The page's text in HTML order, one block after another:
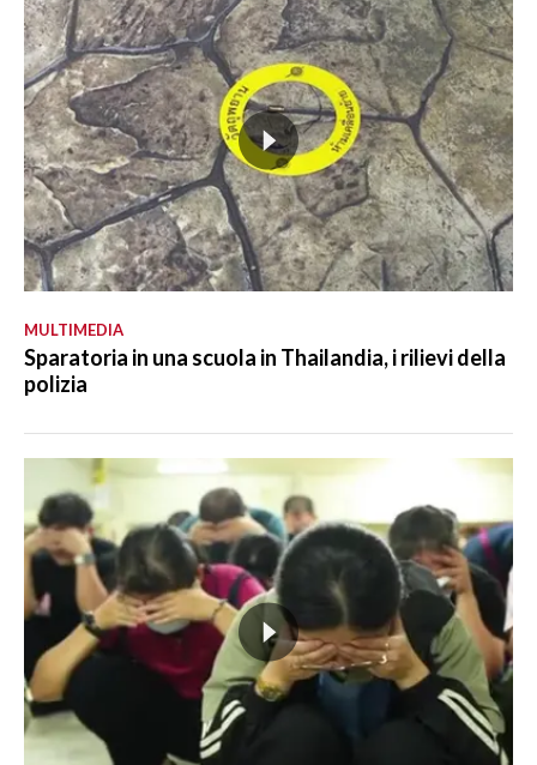
MULTIMEDIA
Sparatoria in una scuola in Thailandia, i rilievi della
polizia